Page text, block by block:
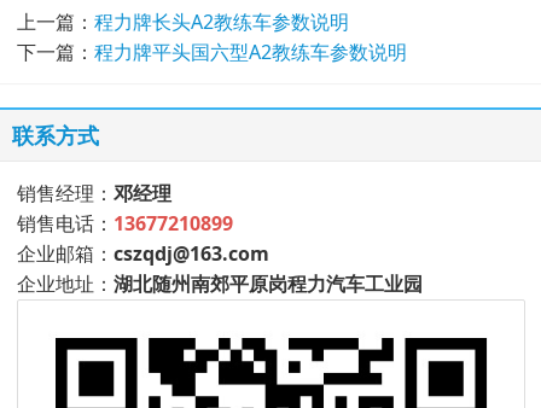
上一篇： 程力牌长头A2教练车参数说明
下一篇： 程力牌平头国六型A2教练车参数说明
联系方式
销售经理： 邓经理
销售电话： 13677210899
企业邮箱： cszqdj@163.com
企业地址： 湖北随州南郊平原岗程力汽车工业园